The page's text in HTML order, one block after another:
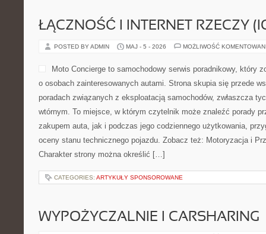
ŁĄCZNOŚĆ I INTERNET RZECZY
POSTED BY ADMIN MAJ - 5 - 2026 MOŻLIWOŚĆ
Moto Concierge to samochodowy serwis poradnikowy, który
o osobach zainteresowanych autami. Strona skupia się przede
poradach związanych z eksploatacją samochodów, zwłaszcza
wtórnym. To miejsce, w którym czytelnik może znaleźć porady
zakupem auta, jak i podczas jego codziennego użytkowania,
oceny stanu technicznego pojazdu. Zobacz też: Motoryzacja i
Charakter strony można określić […]
CATEGORIES: ARTYKUŁY SPONSOROWANE
WYPOŻYCZALNIE I CARSHARING